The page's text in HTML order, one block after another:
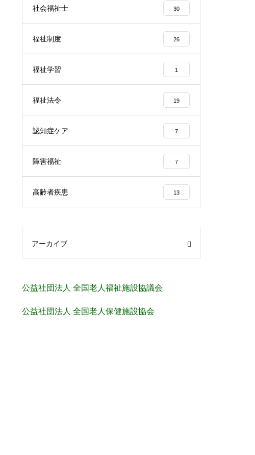
社会福祉士 30
福祉制度 26
福祉学習 1
福祉法令 19
認知症ケア 7
障害福祉 7
高齢者疾患 13
アーカイブ
公益社団法人 全国老人福祉施設協議会
公益社団法人 全国老人保健施設協会